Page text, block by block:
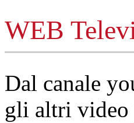
WEB
Dal canale
gli altri